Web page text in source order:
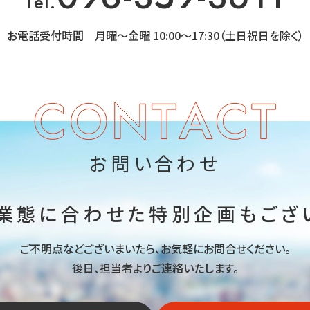
お電話受付時間 月曜～金曜 10:00～17:30（土日祝日を除く）
お問い合わせ
態に合わせた特別企画もござ
ご不明点などございまいたら、お気軽にお問合せください。
後日、担当者よりご連絡いたします。